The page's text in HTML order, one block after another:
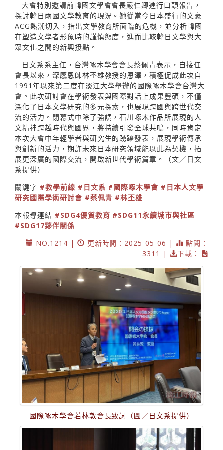
大會特別邀請前韓國文學會會長嚴仁卿進行口頭報告，
探討韓日兩國文學教育的現況。她從當今日本盛行的文豪
ACG熱潮切入，指出文學教育所面臨的危機，並分析韓國
在塑造文學者形象時的謹慎態度，進而比較韓日文學與大
眾文化之間的新興接點。
日文系系主任，台灣啄木學會會長蔡佩青表示，自接任
會長以來，深感恩師林丕雄教授的恩澤，積極促成此次自
1991年以來第二度在淡江大學舉辦的國際啄木學會台灣大
會。此次研討會在學術發表與國際對話上成果豐碩，不僅
深化了日本文學研究的多元探索，也展現跨國與跨世代交
流的活力。閉幕式中除了強調，石川啄木作品所展現的人
文精神跨越時代與國界，將持續引發全球共鳴，同時肯定
本次大會中年輕學者與研究生的踴躍發表，展現學術傳承
與創新的活力，期許未來日本研究領域能以此為契機，拓
展更深廣的國際交流，開啟新世代學術篇章。（文／日文
系提供）
關鍵字 #教學前線 #日文系 #國際啄木學會 #日本人文學
研究國際學術研討會 #蔡佩青 #林丕雄
本報導連結 #SDG4優質教育 #SDG11永續城市與社區
#SDG17夥伴關係
NO.1214 |
更新時間：2025-05-06 |
點閱：
3311 |
下載：
國際啄木學會若林敦會長致詞（圖／日文系提供）